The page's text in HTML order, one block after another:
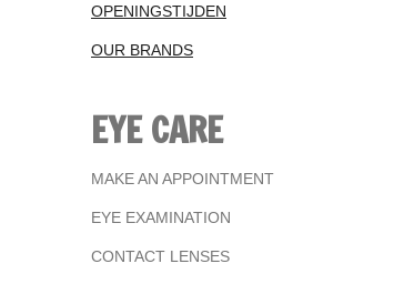
OPENINGSTIJDEN
OUR BRANDS
EYE CARE
MAKE AN APPOINTMENT
EYE EXAMINATION
CONTACT LENSES